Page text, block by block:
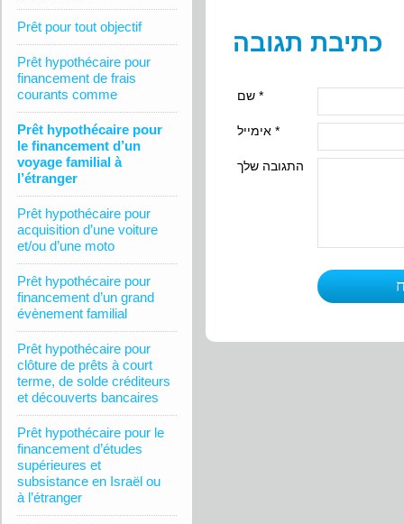
Prêt pour tout objectif
Prêt hypothécaire pour
financement de frais
courants comme
Prêt hypothécaire pour
le financement d’un
voyage familial à
l’étranger
Prêt hypothécaire pour
acquisition d’une voiture
et/ou d’une moto
Prêt hypothécaire pour
financement d’un grand
évènement familial
Prêt hypothécaire pour
clôture de prêts à court
terme, de solde créditeurs
et découverts bancaires
Prêt hypothécaire pour le
financement d’études
supérieures et
subsistance en Israël ou
à l’étranger
כתיבת תגובה
שם *
אימייל *
התגובה שלך